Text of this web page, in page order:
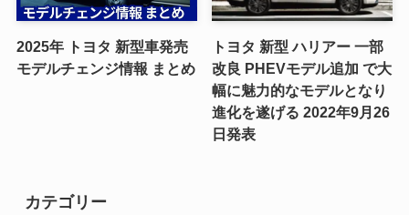
2025年 トヨタ 新型車発売
モデルチェンジ情報 まとめ
トヨタ 新型 ハリアー 一部
改良 PHEVモデル追加 で大
幅に魅力的なモデルとなり
進化を遂げる 2022年9月26
日発表
カテゴリー